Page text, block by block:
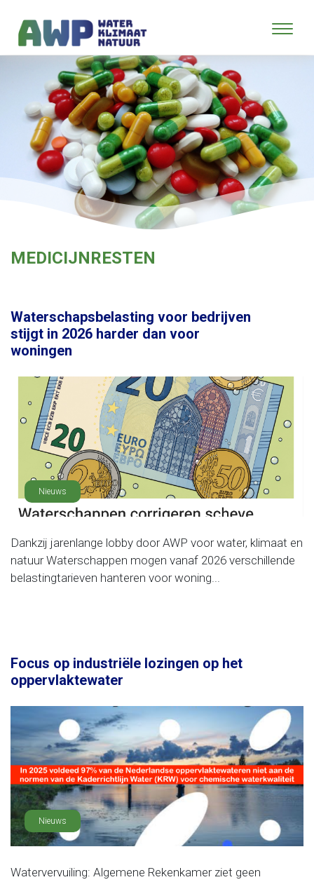
MEDICIJNRESTEN
Waterschapsbelasting voor bedrijven
stijgt in 2026 harder dan voor
woningen
Nieuws
Dankzij jarenlange lobby door AWP voor water, klimaat en
natuur Waterschappen mogen vanaf 2026 verschillende
belastingtarieven hanteren voor woning...
Focus op industriële lozingen op het
oppervlaktewater
Nieuws
Watervervuiling: Algemene Rekenkamer ziet geen